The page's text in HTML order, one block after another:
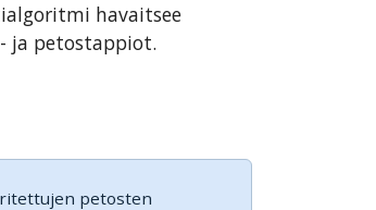
havaitsee
ja petostappiot.
petosten